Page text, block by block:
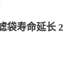
袋寿命延长 2